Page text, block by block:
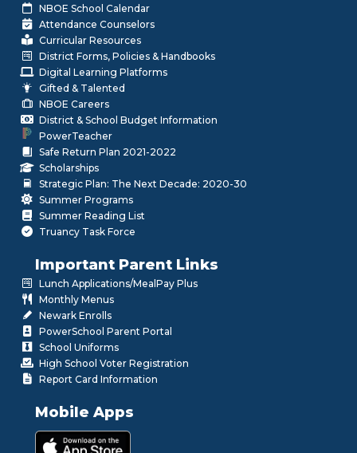
NBOE School Calendar
Attendance Counselors
Curricular Resources
District Forms, Policies & Handbooks
Digital Learning Platforms
Gifted & Talented
NBOE Careers
District & School Budget Information
PowerTeacher
Safe Return Plan 2021-2022
Scholarships
Strategic Plan: The Next Decade: 2020-30
Summer Programs
Summer Reading List
Truancy Task Force
Important Parent Links
Lunch Applications/MealPay Plus
Monthly Menus
Newark Enrolls
PowerSchool Parent Portal
School Uniforms
High School Voter Registration
Report Card Information
Mobile Apps